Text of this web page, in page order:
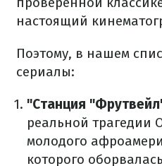
настоящий
Поэтому, в нашем
сериалы:
"Станция
реальной трагедии
молодого
которого